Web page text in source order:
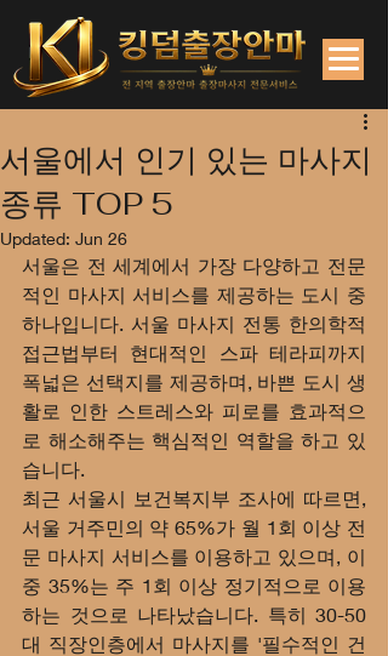
서울에서 인기 있는 마사지
종류 TOP 5
Updated: Jun 26
서울은 전 세계에서 가장 다양하고 전문
적인 마사지 서비스를 제공하는 도시 중
하나입니다. 서울 마사지 전통 한의학적
접근법부터 현대적인 스파 테라피까지
폭넓은 선택지를 제공하며, 바쁜 도시 생
활로 인한 스트레스와 피로를 효과적으
로 해소해주는 핵심적인 역할을 하고 있
습니다.
최근 서울시 보건복지부 조사에 따르면,
서울 거주민의 약 65%가 월 1회 이상 전
문 마사지 서비스를 이용하고 있으며, 이
중 35%는 주 1회 이상 정기적으로 이용
하는 것으로 나타났습니다. 특히 30-50
대 직장인층에서 마사지를 '필수적인 건